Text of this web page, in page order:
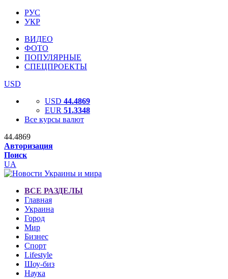
РУС
УКР
ВИДЕО
ФОТО
ПОПУЛЯРНЫЕ
СПЕЦПРОЕКТЫ
USD
USD 44.4869
EUR 51.3348
Все курсы валют
44.4869
Авторизация
Поиск
UA
ВСЕ РАЗДЕЛЫ
Главная
Украина
Город
Мир
Бизнес
Спорт
Lifestyle
Шоу-биз
Наука